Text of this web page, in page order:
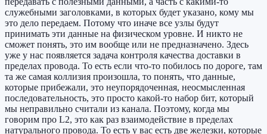
служебными заголовками, в которых будет указано, кому мы
это дело передаем. Потому что иначе все узлы будут
принимать эти данные на физическом уровне. И никто не
сможет понять, это им вообще или не предназначено. Здесь
уже у нас появляется задача контроля качества доставки в
пределах провода. То есть если что-то побилось по дороге, там
та же самая коллизия произошла, то понять, что данные,
которые прибежали, это неупорядоченная, неосмысленная
последовательность, это просто какой-то набор бит, который
мы неправильно считали из канала. Поэтому, когда мы
говорим про L2, это как раз взаимодействие в пределах
натурального провода. То есть у вас есть две железки, которые